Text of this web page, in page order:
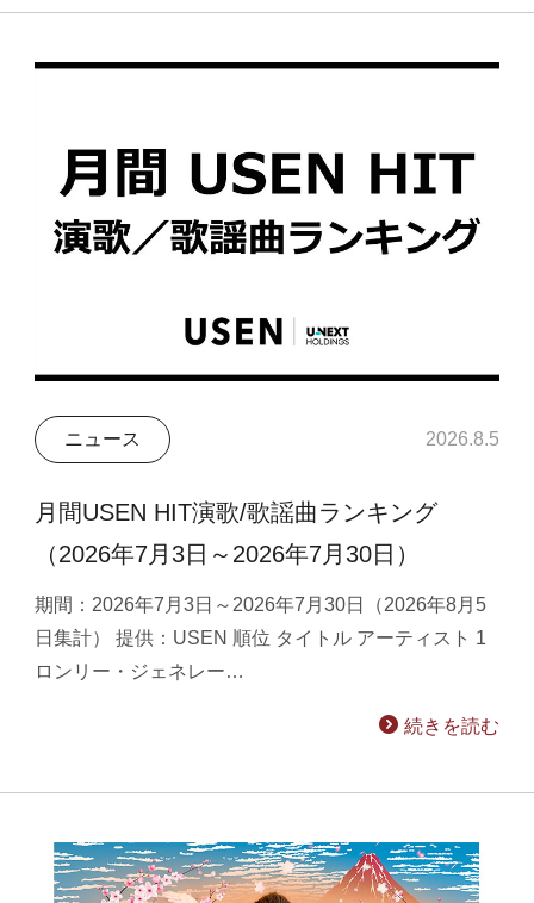
ニュース 2026.8.5
月間USEN HIT演歌/歌謡曲ランキング
（2026年7月3日～2026年7月30日）
期間：2026年7月3日～2026年7月30日（2026年8月5
日集計） 提供：USEN 順位 タイトル アーティスト 1
ロンリー・ジェネレー…
続きを読む